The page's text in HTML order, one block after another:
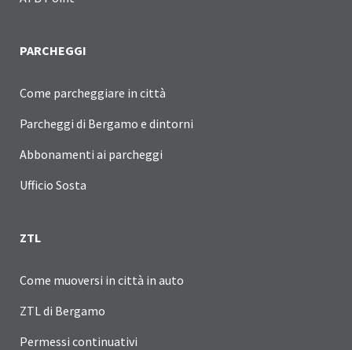
PARCHEGGI
Come parcheggiare in città
Parcheggi di Bergamo e dintorni
Abbonamenti ai parcheggi
Ufficio Sosta
ZTL
Come muoversi in città in auto
ZTL di Bergamo
Permessi continuativi